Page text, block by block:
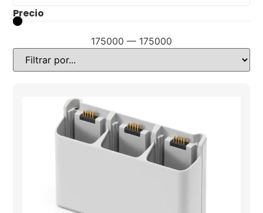
Precio
175000 — 175000